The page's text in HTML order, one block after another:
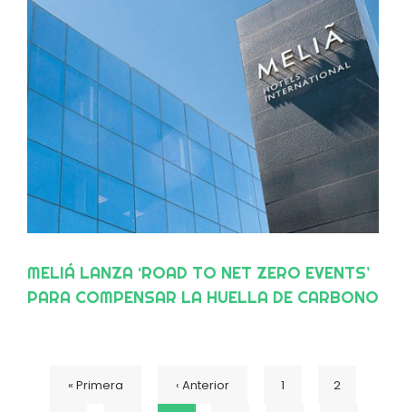
MELIÁ LANZA ‘ROAD TO NET ZERO EVENTS’
PARA COMPENSAR LA HUELLA DE CARBONO
Paginación
Primera
« Primera Página
‹ Anterior Página
1 Página
2